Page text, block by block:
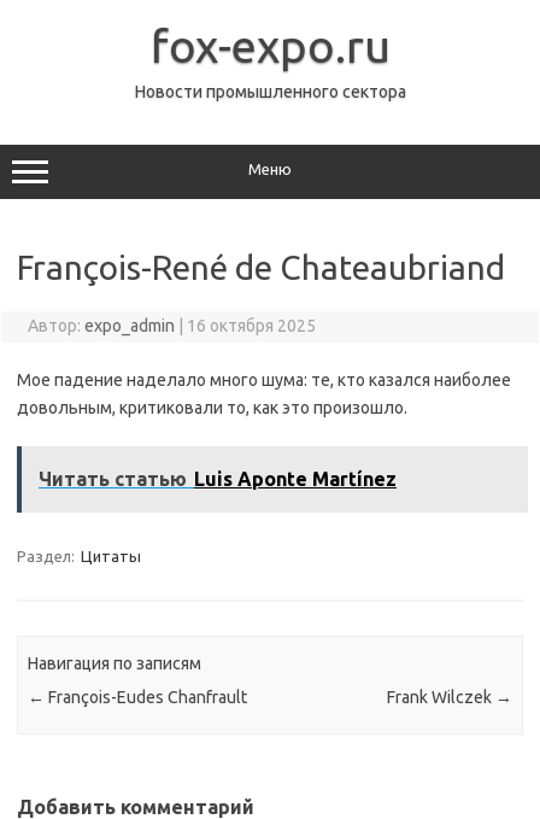
fox-expo.ru
Новости промышленного сектора
Меню
François-René de Chateaubriand
Автор: expo_admin 16 октября 2025
Мое падение наделало много шума: те, кто казался наиболее
довольным, критиковали то, как это произошло.
Читать статью Luis Aponte Martínez
Раздел: Цитаты
Навигация по записям
← François-Eudes Chanfrault Frank Wilczek →
Добавить комментарий